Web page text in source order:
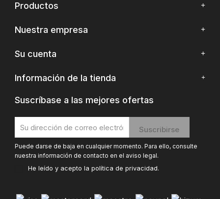
Productos
Nuestra empresa
Su cuenta
Información de la tienda
Suscríbase a las mejores ofertas
Puede darse de baja en cualquier momento. Para ello, consulte
nuestra información de contacto en el aviso legal.
He leído y acepto la política de privacidad.